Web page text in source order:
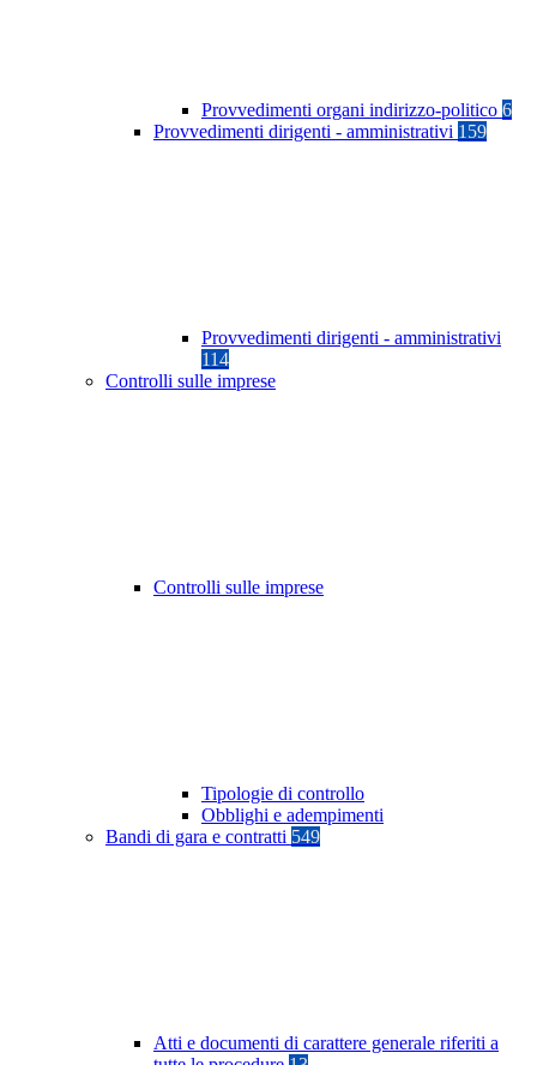
Provvedimenti organi indirizzo-politico 6
Provvedimenti dirigenti - amministrativi 159
Provvedimenti dirigenti - amministrativi
114
Controlli sulle imprese
Controlli sulle imprese
Tipologie di controllo
Obblighi e adempimenti
Bandi di gara e contratti 549
Atti e documenti di carattere generale riferiti a